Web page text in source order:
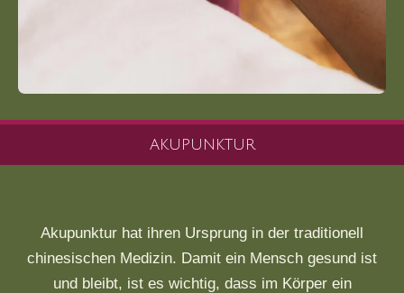
AKUPUNKTUR
Akupunktur hat ihren Ursprung in der traditionell
chinesischen Medizin. Damit ein Mensch gesund ist
und bleibt, ist es wichtig, dass im Körper ein